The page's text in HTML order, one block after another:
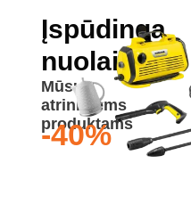
Įspūdinga
nuolaida
Mūsų
atrinktiems
produktams
-40%